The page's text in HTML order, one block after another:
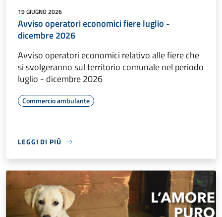
19 GIUGNO 2026
Avviso operatori economici fiere luglio -
dicembre 2026
Avviso operatori economici relativo alle fiere che
si svolgeranno sul territorio comunale nel periodo
luglio - dicembre 2026
Commercio ambulante
LEGGI DI PIÙ